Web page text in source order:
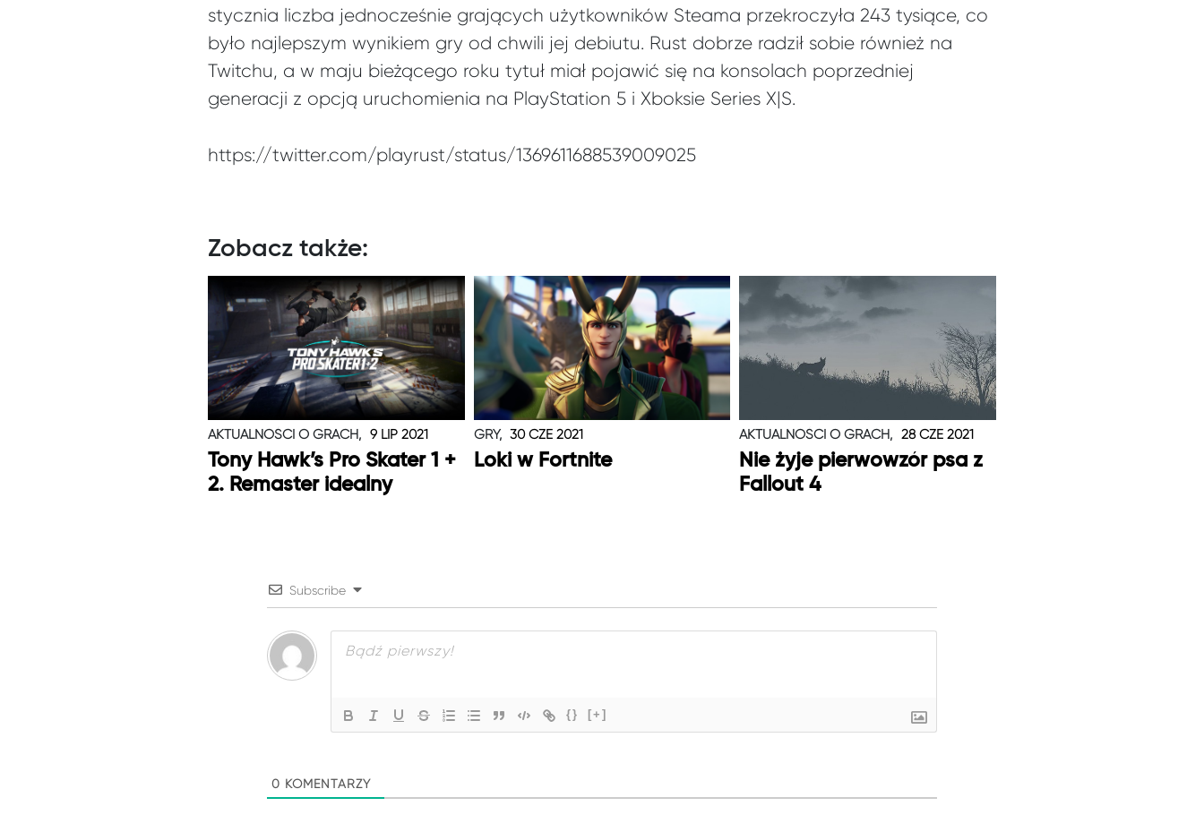
stycznia liczba jednocześnie grających użytkowników Steama przekroczyła 243 tysiące, co
było najlepszym wynikiem gry od chwili jej debiutu. Rust dobrze radził sobie również na
Twitchu, a w maju bieżącego roku tytuł miał pojawić się na konsolach poprzedniej
generacji z opcją uruchomienia na PlayStation 5 i Xboksie Series X|S.
https://twitter.com/playrust/status/1369611688539009025
Zobacz także:
AKTUALNOŚCI O GRACH, 9 LIP 2021
Tony Hawk’s Pro Skater 1 +
2. Remaster idealny
GRY, 30 CZE 2021
Loki w Fortnite
AKTUALNOŚCI O GRACH, 28 CZE 2021
Nie żyje pierwowzór psa z
Fallout 4
Subscribe
{} [+]
0 KOMENTARZY